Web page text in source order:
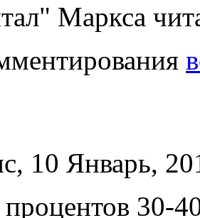
Маркса
10 Январь,
30-